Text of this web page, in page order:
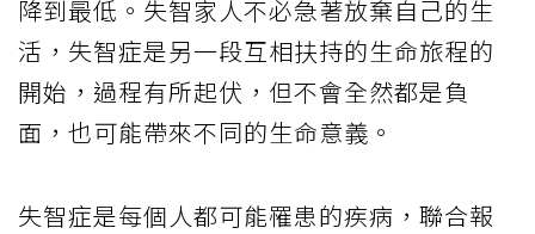
降到最低。失智家人不必急著放棄自己的生
活，失智症是另一段互相扶持的生命旅程的
開始，過程有所起伏，但不會全然都是負
面，也可能帶來不同的生命意義。
失智症是每個人都可能罹患的疾病，聯合報